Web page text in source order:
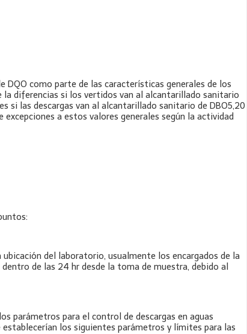
DQO como parte de las características generales de los
la diferencias si los vertidos van al alcantarillado sanitario
si las descargas van al alcantarillado sanitario de DBO5,20
a estos valores generales según la actividad
del laboratorio, usualmente los encargados de la
de las 24 hr desde la toma de muestra, debido al
parámetros para el control de descargas en aguas
los siguientes parámetros y límites para las